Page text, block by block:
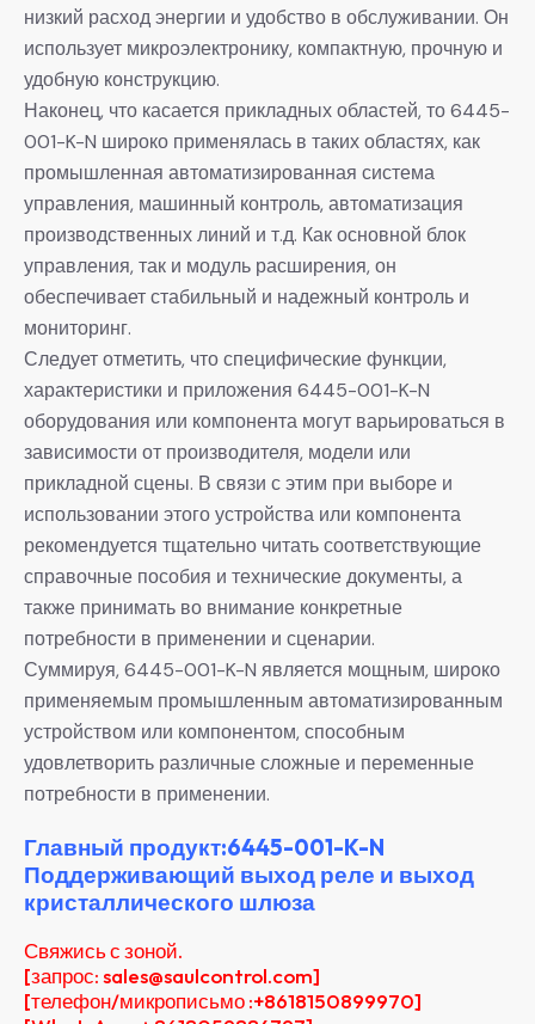
низкий расход энергии и удобство в обслуживании. Он
использует микроэлектронику, компактную, прочную и
удобную конструкцию.
Наконец, что касается прикладных областей, то 6445-
001-K-N широко применялась в таких областях, как
промышленная автоматизированная система
управления, машинный контроль, автоматизация
производственных линий и т.д. Как основной блок
управления, так и модуль расширения, он
обеспечивает стабильный и надежный контроль и
мониторинг.
Следует отметить, что специфические функции,
характеристики и приложения 6445-001-K-N
оборудования или компонента могут варьироваться в
зависимости от производителя, модели или
прикладной сцены. В связи с этим при выборе и
использовании этого устройства или компонента
рекомендуется тщательно читать соответствующие
справочные пособия и технические документы, а
также принимать во внимание конкретные
потребности в применении и сценарии.
Суммируя, 6445-001-K-N является мощным, широко
применяемым промышленным автоматизированным
устройством или компонентом, способным
удовлетворить различные сложные и переменные
потребности в применении.
Главный продукт:6445-001-K-N
Поддерживающий выход реле и выход
кристаллического шлюза
Свяжись с зоной.
[запрос: sales@saulcontrol.com]
[телефон/микрописьмо :+8618150899970]